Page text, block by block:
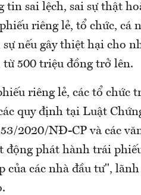
sai lệch, sai sự thật
riêng lẻ, tổ chức, cá
nếu gây thiệt hại cho
500 triệu đồng trở lên.
riêng lẻ, các tổ chức
quy định tại Luật
2020/NĐ-CP và các
phát hành trái
của các nhà đầu tư",